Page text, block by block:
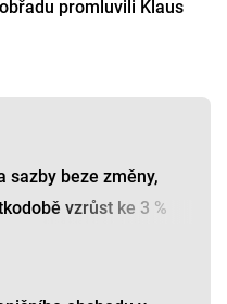
promluvili Klaus
sazby beze změny,
vzrůst ke 3 %